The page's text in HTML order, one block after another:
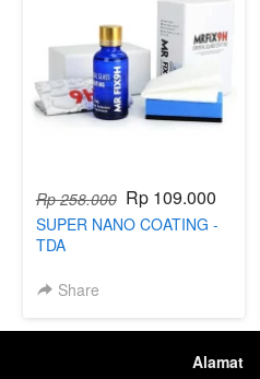
Rp 258.000 Rp 109.000
SUPER NANO COATING -
TDA
Share
Alamat